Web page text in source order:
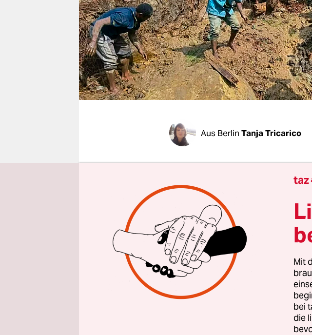
veranstaltungen
shop
fragen & hilfe
unterstützen
abo
genossenschaft
Aus Berlin Tanja Tricarico
Gegen 3 Uhr morgens Ortszeit
Katastrophe in der Enga
Augenzeug:innen, die in der
sprechen von einem Gefühl
massiver Erdrutsch begrub
unter sich. Laut der
und Schlammmassen bis zu 8
Territorium von bis zu 1
taz
Mit
bei
die